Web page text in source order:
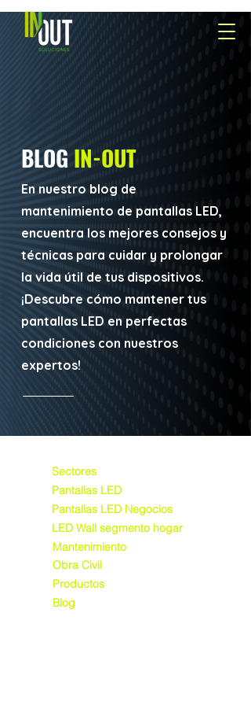
BLOG IN-OUT
En nuestro blog de
mantenimiento de pantallas LED,
encuentra los mejores consejos y
técnicas para cuidar y prolongar
la vida útil de tus dispositivos.
¡Descubre cómo mantener tus
pantallas LED en perfectas
condiciones con nuestros
expertos!
Sectores
Pantallas LED
Pantallas LED Negocios
LED Wall segmento hogar
Mantenimiento
Obra Civil
Productos
Blog